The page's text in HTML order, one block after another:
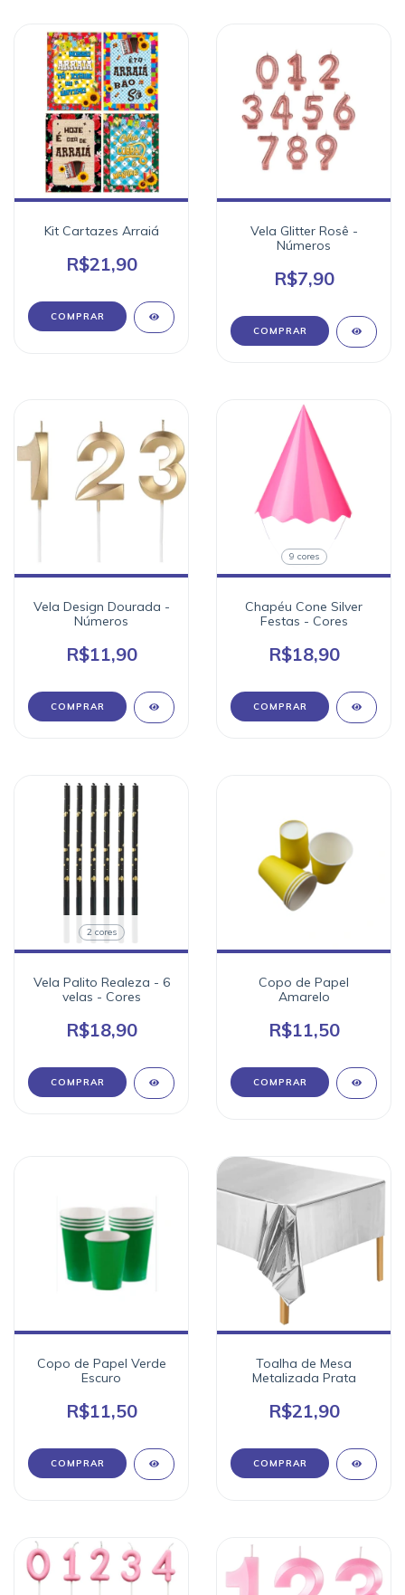
Kit Cartazes Arraiá
R$21,90
Vela Glitter Rosê -
Números
R$7,90
COMPRAR
Vela Design Dourada -
Números
R$11,90
COMPRAR
9 cores
Chapéu Cone Silver
Festas - Cores
R$18,90
COMPRAR
2 cores
Vela Palito Realeza - 6
velas - Cores
R$18,90
COMPRAR
Copo de Papel
Amarelo
R$11,50
Copo de Papel Verde
Escuro
R$11,50
Toalha de Mesa
Metalizada Prata
R$21,90